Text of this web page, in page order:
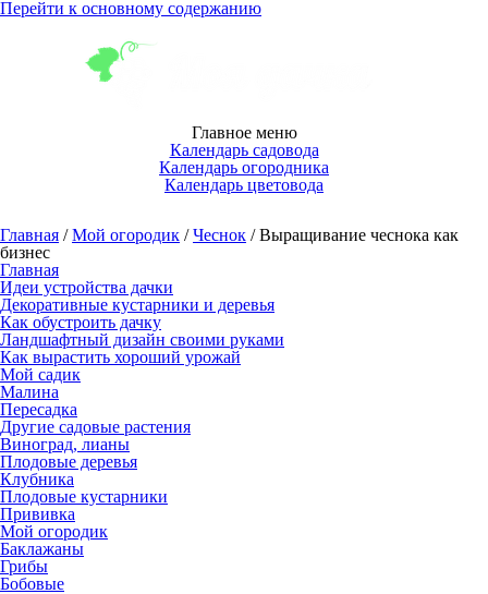
Перейти к основному содержанию
Главное меню
Календарь садовода
Календарь огородника
Календарь цветовода
Главная /Мой огородик /Чеснок / Выращивание чеснока как
бизнес
Главная
Идеи устройства дачки
Декоративные кустарники и деревья
Как обустроить дачку
Ландшафтный дизайн своими руками
Как вырастить хороший урожай
Мой садик
Малина
Пересадка
Другие садовые растения
Виноград, лианы
Плодовые деревья
Клубника
Плодовые кустарники
Прививка
Мой огородик
Баклажаны
Грибы
Бобовые